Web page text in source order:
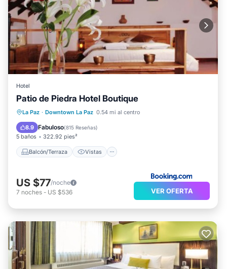
Hotel
Patio de Piedra Hotel Boutique
La Paz · Downtown La Paz 0.54 mi al centro
8.9 Fabuloso(815 Reseñas)
5 baños 322.92 pies²
Balcón/Terraza Vistas
Balcón/Terraza Vistas
Apto para niños
US $77/noche
7 noches - US $536 VER OFERTA